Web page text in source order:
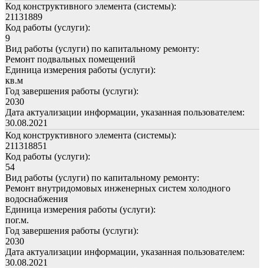
Код конструктивного элемента (системы):
21131889
Код работы (услуги):
9
Вид работы (услуги) по капитальному ремонту:
Ремонт подвальных помещений
Единица измерения работы (услуги):
кв.м
Год завершения работы (услуги):
2030
Дата актуализации информации, указанная пользователем:
30.08.2021
Код конструктивного элемента (системы):
211318851
Код работы (услуги):
54
Вид работы (услуги) по капитальному ремонту:
Ремонт внутридомовых инженерных систем холодного
водоснабжения
Единица измерения работы (услуги):
пог.м.
Год завершения работы (услуги):
2030
Дата актуализации информации, указанная пользователем:
30.08.2021